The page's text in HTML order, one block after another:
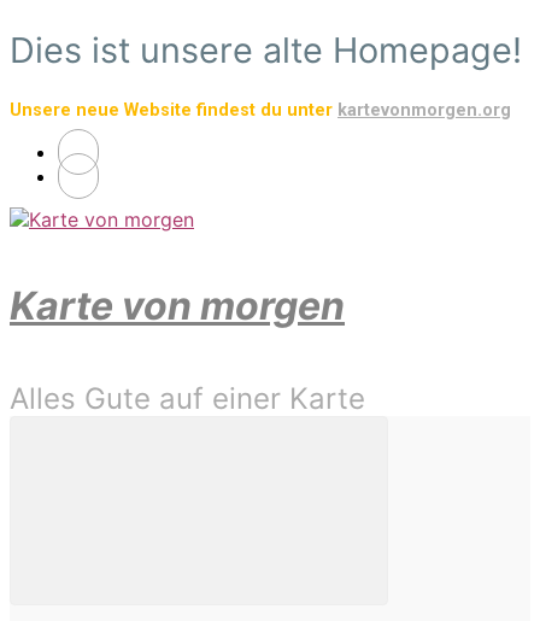
Zum
Hauptinhalt
Dies ist unsere alte Homepage!
Unsere neue Website findest du unter kartevonmorgen.org
Karte von morgen
Alles Gute auf einer Karte